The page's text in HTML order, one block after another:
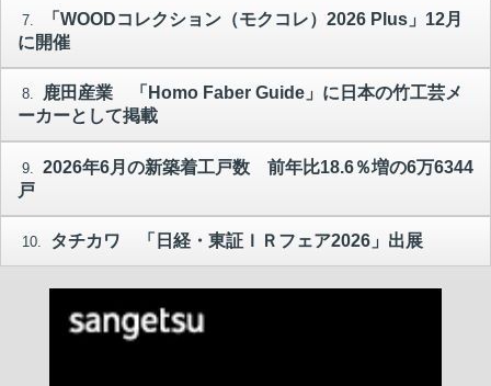
7.
「WOODコレクション（モクコレ）2026 Plus」12月
に開催
8.
鹿田産業 「Homo Faber Guide」に日本の竹工芸メ
ーカーとして掲載
9.
2026年6月の新築着工戸数 前年比18.6％増の6万6344
戸
10. タチカワ 「日経・東証ＩＲフェア2026」出展